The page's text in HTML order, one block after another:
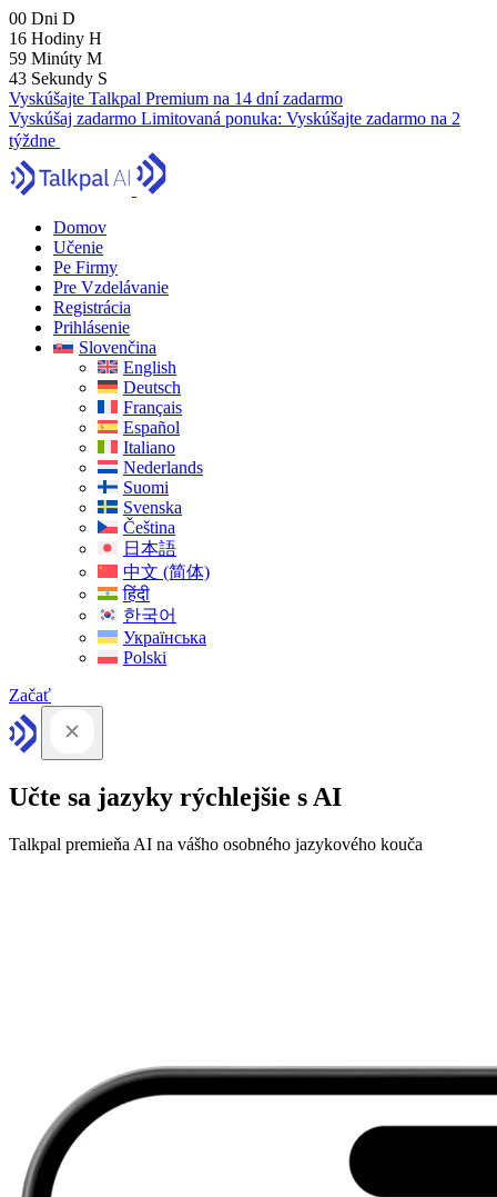
00 Dni D
16 Hodiny H
59 Minúty M
41 Sekundy S
Vyskúšajte Talkpal Premium na 14 dní zadarmo
Vyskúšaj zadarmo Limitovaná ponuka: Vyskúšajte zadarmo na 2
týždne
Domov
Učenie
Pe Firmy
Pre Vzdelávanie
Registrácia
Prihlásenie
Slovenčina
English
Deutsch
Français
Español
Italiano
Nederlands
Suomi
Svenska
Čeština
日本語
中文 (简体)
हिंदी
한국어
Українська
Polski
Začať
Učte sa jazyky rýchlejšie s AI
Talkpal premieňa AI na vášho osobného jazykového kouča